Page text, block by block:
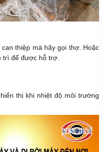
thiệp mà hãy gọi thợ. Hoặc
trì để được hỗ trợ.
thị khi nhiệt độ môi trường